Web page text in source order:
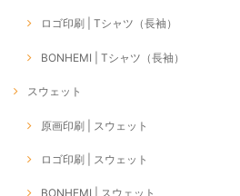
ロゴ印刷 | Tシャツ（長袖）
BONHEMI | Tシャツ（長袖）
スウェット
原画印刷 | スウェット
ロゴ印刷 | スウェット
BONHEMI | スウェット